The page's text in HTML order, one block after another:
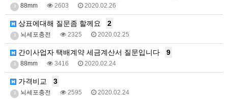
3 88mm 2603 2020.02.26
상표에대해 질문좀 할께요 2
3 뇌세포충전 2325 2020.02.25
간이사업자 택배계약 세금계산서 질문입니다 9
3 88mm 3416 2020.02.24
가격비교 3
3 뇌세포충전 2595 2020.02.24